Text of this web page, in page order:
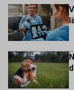
multicultural and
1.800 employees
lives for patients